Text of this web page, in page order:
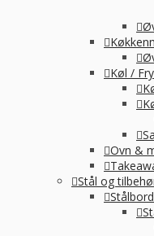
Køl /
Ovn &
Stål og